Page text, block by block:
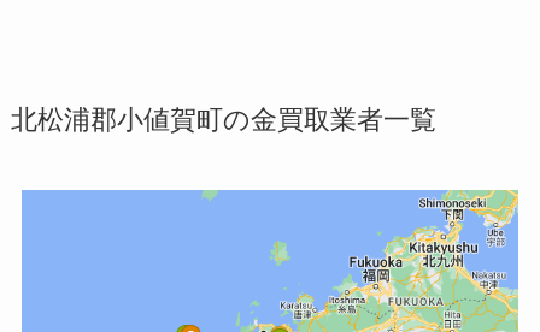
北松浦郡小値賀町の金買取業者一覧